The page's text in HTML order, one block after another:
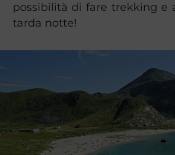
possibilità di fare trekking e
tarda notte!